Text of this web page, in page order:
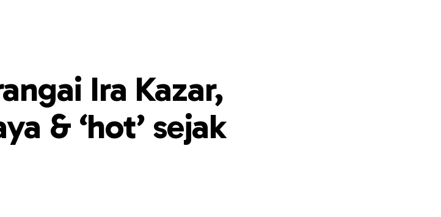
Ira Kazar,
& ‘hot’ sejak